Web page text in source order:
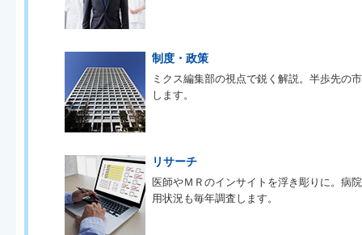
制度・政策
ミクス編集部の視点で鋭く解説。半歩先の
します。
リサーチ
医師やＭＲのインサイトを浮き彫りに。病
用状況も毎年調査します。